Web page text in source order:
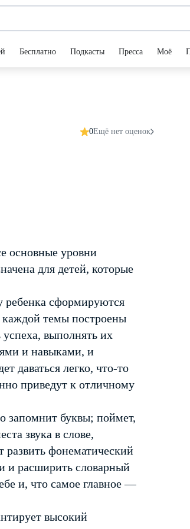
Бесплатно Подкасты Пресса Моё
0Ещё нет оценок
основные уровни
для детей, которые
ребенка сформируются
темы построены
выполнять их
и навыками, и
даваться легко, что-то
приведут к отличному
запомнит буквы; поймет,
звука в слове,
развить фонематический
и расширить словарный
и, что самое главное —
высокий